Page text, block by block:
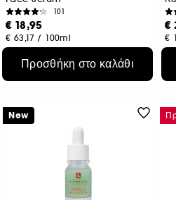
101
€ 18,95
€ 63,17 / 100ml
Προσθήκη στο καλάθι
€
€
New